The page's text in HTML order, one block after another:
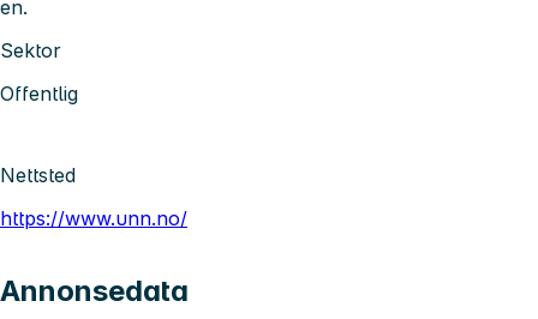
en.
Sektor
Offentlig
Nettsted
https://www.unn.no/
Annonsedata